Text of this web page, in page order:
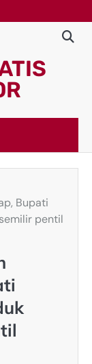
Bupati
pentil